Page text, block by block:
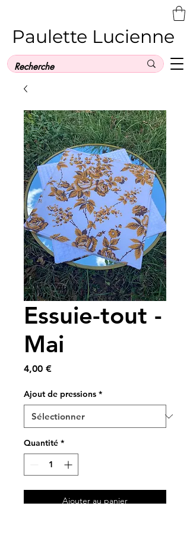
Paulette Lucienne
Essuie-tout -
Mai
4,00 €Prix
Ajout de pressions *
Quantité *
Ajouter au panier